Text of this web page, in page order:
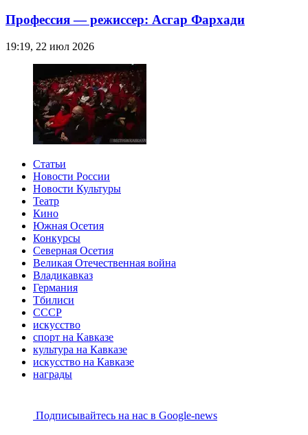
Профессия — режиссер: Асгар Фархади
19:19, 22 июл 2026
Статьи
Новости России
Новости Культуры
Театр
Кино
Южная Осетия
Конкурсы
Северная Осетия
Великая Отечественная война
Владикавказ
Германия
Тбилиси
СССР
искусство
спорт на Кавказе
культура на Кавказе
искусство на Кавказе
награды
Подписывайтесь на наc в Google-news